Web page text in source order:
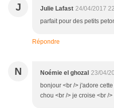
J Julie Lafast 24/04/2017
parfait pour des petits
Répondre
N Noémie el ghozal 23/04/
bonjour <br /> j'adore
chou <br /> je croise <br />